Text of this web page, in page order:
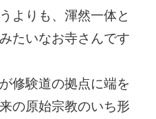
よりも、渾然一体と
たいなお寺さんです
修験道の拠点に端を
の原始宗教のいち形